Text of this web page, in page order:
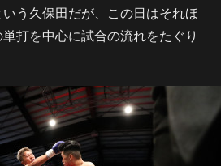
う久保田だが、この日はそれほ
打を中心に試合の流れをたぐり